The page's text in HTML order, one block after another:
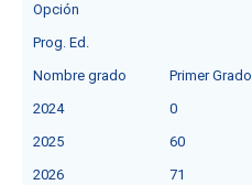
Opción
Prog. Ed.
Nombre grado
Primer Grado
2024
0
2025
60
2026
71